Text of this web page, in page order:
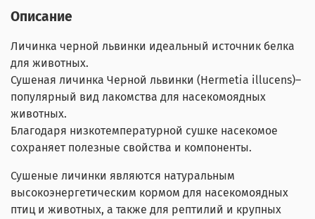
Описание
Личинка черной львинки идеальный источник белка
для животных.
Сушеная личинка Черной львинки (Hermetia illucens)–
популярный вид лакомства для насекомоядных
животных.
Благодаря низкотемпературной сушке насекомое
сохраняет полезные свойства и компоненты.
Сушеные личинки являются натуральным
высокоэнергетическим кормом для насекомоядных
птиц и животных, а также для рептилий и крупных